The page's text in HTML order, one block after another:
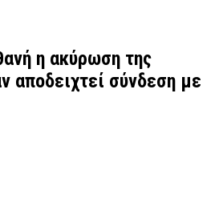
η ακύρωση της
αποδειχτεί σύνδεση με